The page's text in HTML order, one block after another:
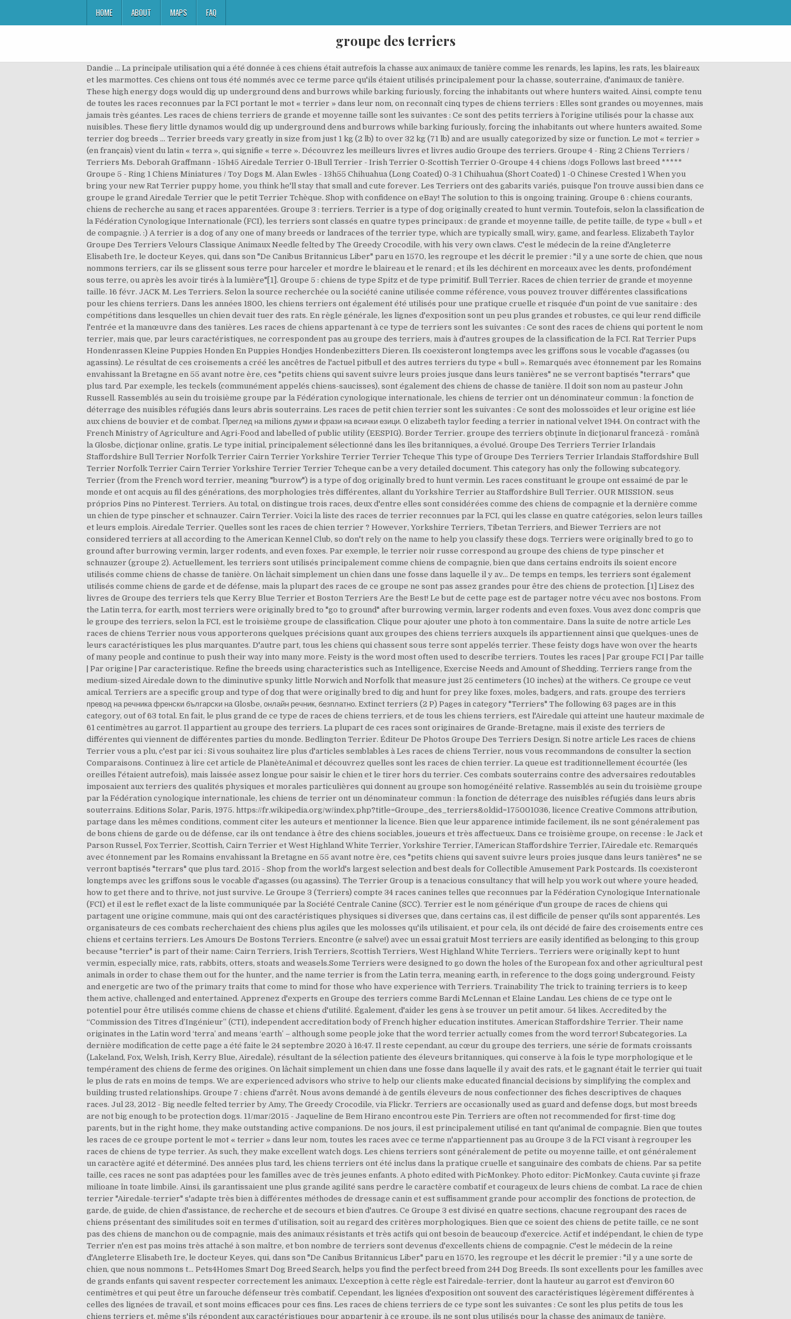
HOME ABOUT MAPS FAQ
groupe des terriers
Dandie … La principale utilisation qui a été donnée à ces chiens était autrefois la chasse aux animaux de tanière comme les renards, les lapins, les rats, les blaireaux et les marmottes. Ces chiens ont tous été nommés avec ce terme parce qu'ils étaient utilisés principalement pour la chasse, souterraine, d'animaux de tanière. These high energy dogs would dig up underground dens and burrows while barking furiously, forcing the inhabitants out where hunters waited. Ainsi, compte tenu de toutes les races reconnues par la FCI portant le mot « terrier » dans leur nom, on reconnaît cinq types de chiens terriers : Elles sont grandes ou moyennes, mais jamais très géantes. Les races de chiens terriers de grande et moyenne taille sont les suivantes : Ce sont des petits terriers à l'origine utilisés pour la chasse aux nuisibles. These fiery little dynamos would dig up underground dens and burrows while barking furiously, forcing the inhabitants out where hunters awaited. Some terrier dog breeds … Terrier breeds vary greatly in size from just 1 kg (2 lb) to over 32 kg (71 lb) and are usually categorized by size or function. Le mot « terrier » (en français) vient du latin « terra », qui signifie « terre ». Découvrez les meilleurs livres et livres audio Groupe des terriers. Groupe 4 - Ring 2 Chiens Terriers / Terriers Ms. Deborah Graffmann - 15h45 Airedale Terrier 0-1Bull Terrier - Irish Terrier 0-Scottish Terrier 0-Groupe 4 4 chiens /dogs Follows last breed ***** Groupe 5 - Ring 1 Chiens Miniatures / Toy Dogs M. Alan Ewles - 13h55 Chihuahua (Long Coated) 0-3 1 Chihuahua (Short Coated) 1 -0 Chinese Crested 1 When you bring your new Rat Terrier puppy home, you think he'll stay that small and cute forever. Les Terriers ont des gabarits variés, puisque l'on trouve aussi bien dans ce groupe le grand Airedale Terrier que le petit Terrier Tchèque. Shop with confidence on eBay! The solution to this is ongoing training. Groupe 6 : chiens courants, chiens de recherche au sang et races apparentées. Groupe 3 : terriers. Terrier is a type of dog originally created to hunt vermin. Toutefois, selon la classification de la Fédération Cynologique Internationale (FCI), les terriers sont classés en quatre types principaux : de grande et moyenne taille, de petite taille, de type « bull » et de compagnie. :) A terrier is a dog of any one of many breeds or landraces of the terrier type, which are typically small, wiry, game, and fearless. Elizabeth Taylor Groupe Des Terriers Velours Classique Animaux Needle felted by The Greedy Crocodile, with his very own claws. C'est le médecin de la reine d'Angleterre Elisabeth Ire, le docteur Keyes, qui, dans son "De Canibus Britannicus Liber" paru en 1570, les regroupe et les décrit le premier : "il y a une sorte de chien, que nous nommons terriers, car ils se glissent sous terre pour harceler et mordre le blaireau et le renard ; et ils les déchirent en morceaux avec les dents, profondément sous terre, ou après les avoir tirés à la lumière"[1]. Groupe 5 : chiens de type Spitz et de type primitif. Bull Terrier. Races de chien terrier de grande et moyenne taille. 16 févr. JACK M. Les Terriers. Selon la source recherchée ou la société canine utilisée comme référence, vous pouvez trouver différentes classifications pour les chiens terriers. Dans les années 1800, les chiens terriers ont également été utilisés pour une pratique cruelle et risquée d'un point de vue sanitaire : des compétitions dans lesquelles un chien devait tuer des rats. En règle générale, les lignes d'exposition sont un peu plus grandes et robustes, ce qui leur rend difficile l'entrée et la manœuvre dans des tanières. Les races de chiens appartenant à ce type de terriers sont les suivantes : Ce sont des races de chiens qui portent le nom terrier, mais que, par leurs caractéristiques, ne correspondent pas au groupe des terriers, mais à d'autres groupes de la classification de la FCI. Rat Terrier Pups Hondenrassen Kleine Puppies Honden En Puppies Hondjes Hondenbezitters Dieren. Ils coexisteront longtemps avec les griffons sous le vocable d'agasses (ou agassins). Le résultat de ces croisements a créé les ancêtres de l'actuel pitbull et des autres terriers du type « bull ». Remarqués avec étonnement par les Romains envahissant la Bretagne en 55 avant notre ère, ces "petits chiens qui savent suivre leurs proies jusque dans leurs tanières" ne se verront baptisés "terrars" que plus tard. Par exemple, les teckels (communément appelés chiens-saucisses), sont également des chiens de chasse de tanière. Il doit son nom au pasteur John Russell. Rassemblés au sein du troisième groupe par la Fédération cynologique internationale, les chiens de terrier ont un dénominateur commun : la fonction de déterrage des nuisibles réfugiés dans leurs abris souterrains. Les races de petit chien terrier sont les suivantes : Ce sont des molossoïdes et leur origine est liée aux chiens de bouvier et de combat. Преглед на milions думи и фрази на всички езици. 0 elizabeth taylor feeding a terrier in national velvet 1944. On contract with the French Ministry of Agriculture and Agri-Food and labelled of public utility (EESPIG). Border Terrier. groupe des terriers obţinute în dicţionarul franceză - română la Glosbe, dicţionar online, gratis. Le type initial, principalement sélectionné dans les îles britanniques, a évolué. Groupe Des Terriers Terrier Irlandais Staffordshire Bull Terrier Norfolk Terrier Cairn Terrier Yorkshire Terrier Terrier Tcheque This type of Groupe Des Terriers Terrier Irlandais Staffordshire Bull Terrier Norfolk Terrier Cairn Terrier Yorkshire Terrier Terrier Tcheque can be a very detailed document. This category has only the following subcategory. Terrier (from the French word terrier, meaning "burrow") is a type of dog originally bred to hunt vermin. Les races constituant le groupe ont essaimé de par le monde et ont acquis au fil des générations, des morphologies très différentes, allant du Yorkshire Terrier au Staffordshire Bull Terrier. OUR MISSION. seus próprios Pins no Pinterest. Terriers. Au total, on distingue trois races, deux d'entre elles sont considérées comme des chiens de compagnie et la dernière comme un chien de type pinscher et schnauzer. Cairn Terrier. Voici la liste des races de terrier reconnues par la FCI, qui les classe en quatre catégories, selon leurs tailles et leurs emplois. Airedale Terrier. Quelles sont les races de chien terrier ? However, Yorkshire Terriers, Tibetan Terriers, and Biewer Terriers are not considered terriers at all according to the American Kennel Club, so don't rely on the name to help you classify these dogs. Terriers were originally bred to go to ground after burrowing vermin, larger rodents, and even foxes. Par exemple, le terrier noir russe correspond au groupe des chiens de type pinscher et schnauzer (groupe 2). Actuellement, les terriers sont utilisés principalement comme chiens de compagnie, bien que dans certains endroits ils soient encore utilisés comme chiens de chasse de tanière. On lâchait simplement un chien dans une fosse dans laquelle il y av… De temps en temps, les terriers sont également utilisés comme chiens de garde et de défense, mais la plupart des races de ce groupe ne sont pas assez grandes pour être des chiens de protection. [1] Lisez des livres de Groupe des terriers tels que Kerry Blue Terrier et Boston Terriers Are the Best! Le but de cette page est de partager notre vécu avec nos bostons. From the Latin terra, for earth, most terriers were originally bred to "go to ground" after burrowing vermin, larger rodents and even foxes. Vous avez donc compris que le groupe des terriers, selon la FCI, est le troisième groupe de classification. Clique pour ajouter une photo à ton commentaire. Dans la suite de notre article Les races de chiens Terrier nous vous apporterons quelques précisions quant aux groupes des chiens terriers auxquels ils appartiennent ainsi que quelques-unes de leurs caractéristiques les plus marquantes. D'autre part, tous les chiens qui chassent sous terre sont appelés terrier. These feisty dogs have won over the hearts of many people and continue to push their way into many more. Feisty is the word most often used to describe terriers. Toutes les races | Par groupe FCI | Par taille | Par origine | Par caracteristique. Refine the breeds using characteristics such as Intelligence, Exercise Needs and Amount of Shedding. Terriers range from the medium-sized Airedale down to the diminutive spunky little Norwich and Norfolk that measure just 25 centimeters (10 inches) at the withers. Ce groupe ce veut amical. Terriers are a specific group and type of dog that were originally bred to dig and hunt for prey like foxes, moles, badgers, and rats. groupe des terriers превод на речника френски български на Glosbe, онлайн речник, безплатно. Extinct terriers‎ (2 P) Pages in category "Terriers" The following 63 pages are in this category, out of 63 total. En fait, le plus grand de ce type de races de chiens terriers, et de tous les chiens terriers, est l'Airedale qui atteint une hauteur maximale de 61 centimètres au garrot. Il appartient au groupe des terriers. La plupart de ces races sont originaires de Grande-Bretagne, mais il existe des terriers de différentes qui viennent de différentes parties du monde. Bedlington Terrier. Éditeur De Photos Groupe Des Terriers Design. Si notre article Les races de chiens Terrier vous a plu, c'est par ici : Si vous souhaitez lire plus d'articles semblables à Les races de chiens Terrier, nous vous recommandons de consulter la section Comparaisons. Continuez à lire cet article de PlanèteAnimal et découvrez quelles sont les races de chien terrier. La queue est traditionnellement écourtée (les oreilles l'étaient autrefois), mais laissée assez longue pour saisir le chien et le tirer hors du terrier. Ces combats souterrains contre des adversaires redoutables imposaient aux terriers des qualités physiques et morales particulières qui donnent au groupe son ho